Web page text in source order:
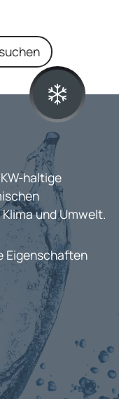
haltige
und Umwelt.
Eigenschaften